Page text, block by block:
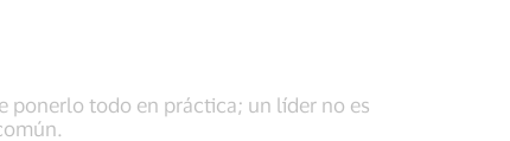
ponerlo todo en práctica; un líder no es